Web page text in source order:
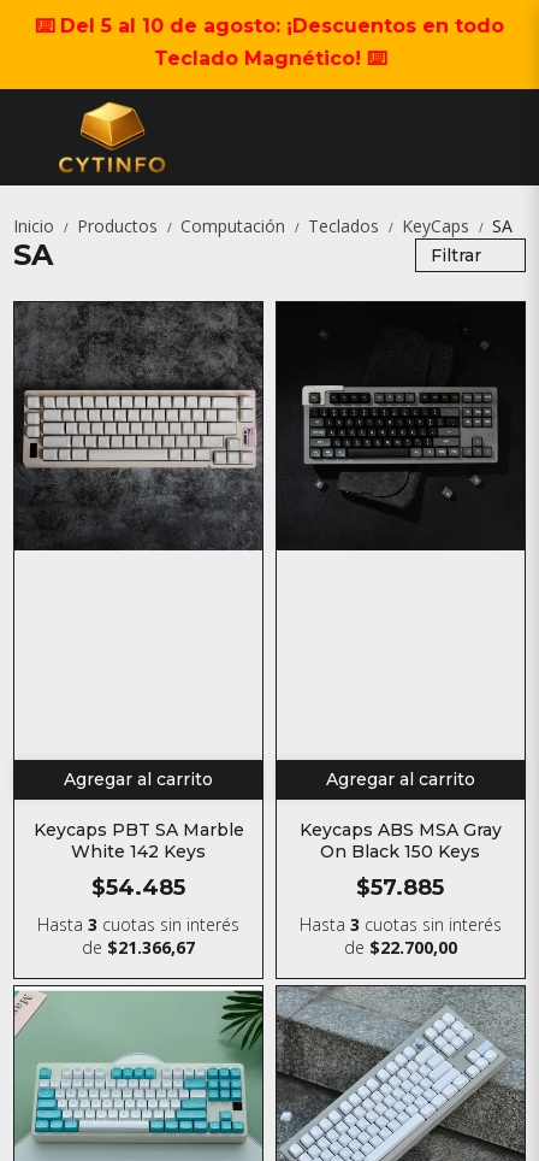
⌨️ Del 5 al 10 de agosto: ¡Descuentos en todo
Teclado Magnético! ⌨️
Inicio / Productos / Computación / Teclados / KeyCaps / SA
SA Filtrar
Agregar al carrito
Keycaps PBT SA Marble
White 142 Keys
$54.485
Hasta3 cuotas sin interés
de $21.366,67
Agregar al carrito
Keycaps ABS MSA Gray
On Black 150 Keys
$57.885
Hasta 3 cuotas sin interés
de $22.700,00